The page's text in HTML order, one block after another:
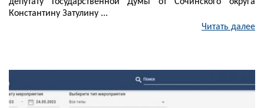
Константину Затулину ...
Читать далее